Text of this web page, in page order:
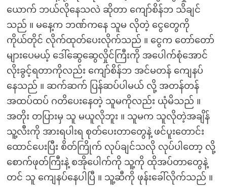
ယောက် ဘယ်လိုနေသလဲ ဆိုတာ ကျော်စိန်ဘ သိချင်
သည် ။ မနေ့က ဘဏ်ကနေ သူမ လိုတဲ့ ငွေတွေကို
ကိုယ်တိုင် လိုက်ထုတ်ပေးလိုက်သည် ။ ငွေက တော်တော်
များပေမယ့် ဒေါ်ဆွေဆွေလှိုင်ကြီးကို အပေါက်စုံအောင်
လိုးခွင့်ရတာကိုလည်း ကျော်စိန်ဘ အင်မတန် ကျေနပ်
နေသည် ။ ဆက်ဆက် ပြန်ဆပ်ပါမယ် လို့ အတန်တန်
အထပ်ထပ် ဂတိပေးနေတဲ့ သူမကိုလည်း ယုံမိသည် ။
အတိုး တပြားမှ သူ မယူလိုဘူး ။ သူမက သူလိုတဲ့အချိန်
သူ့လီးကို အားရပါးရ စုတ်ပေးတာတွေနဲ့ ဖင်ပူးတောင်း
ထောင်ပေးပြီး စိတ်ကြိုက် လုပ်ချင်သလို လုပ်ပါတော့ လို့
စောက်ဖုတ်ကြီးနဲ့ စအိုပေါက်ကို သူ့ကို ထိုအပ်တာတွေနဲ့
တင် သူ ကျေနပ်နေပါပြီ ။ သူ့ဆီကို ဖုန်းခေါ်လိုက်သည် ။